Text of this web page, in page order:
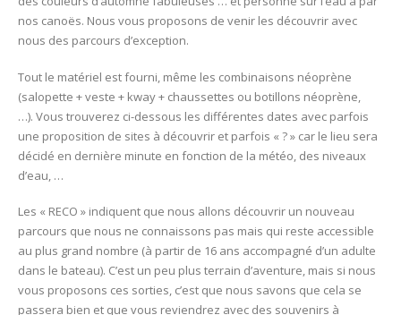
Canoë-
Kayak
Rhône-
Alpes
nos canoës. Nous vous proposons de venir les découvrir avec
nous des parcours d’exception.
Tout le matériel est fourni, même les combinaisons néoprène
(salopette + veste + kway + chaussettes ou botillons néoprène,
…). Vous trouverez ci-dessous les différentes dates avec parfois
une proposition de sites à découvrir et parfois « ? » car le lieu sera
décidé en dernière minute en fonction de la météo, des niveaux
d’eau, …
Les « RECO » indiquent que nous allons découvrir un nouveau
parcours que nous ne connaissons pas mais qui reste accessible
au plus grand nombre (à partir de 16 ans accompagné d’un adulte
dans le bateau). C’est un peu plus terrain d’aventure, mais si nous
vous proposons ces sorties, c’est que nous savons que cela se
passera bien et que vous reviendrez avec des souvenirs à